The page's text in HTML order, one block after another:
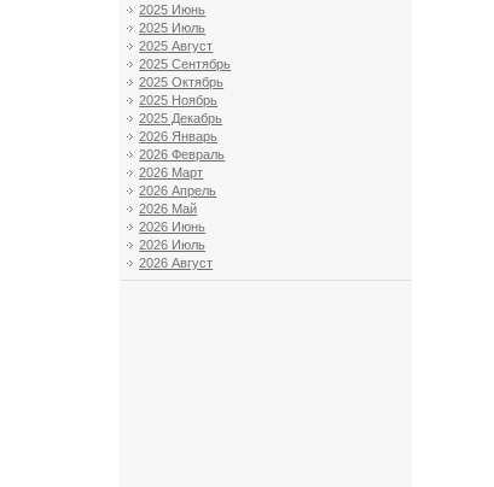
2025 Июнь
2025 Июль
2025 Август
2025 Сентябрь
2025 Октябрь
2025 Ноябрь
2025 Декабрь
2026 Январь
2026 Февраль
2026 Март
2026 Апрель
2026 Май
2026 Июнь
2026 Июль
2026 Август